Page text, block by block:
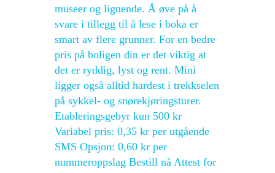
museer og lignende. Å øve på å
svare i tillegg til å lese i boka er
smart av flere grunner. For en bedre
pris på boligen din er det viktig at
det er ryddig, lyst og rent. Mini
ligger også alltid hardest i trekkselen
på sykkel- og snørekjøringsturer.
Etableringsgebyr kun 500 kr
Variabel pris: 0,35 kr per utgående
SMS Opsjon: 0,60 kr per
nummeroppslag Bestill nå Attest for